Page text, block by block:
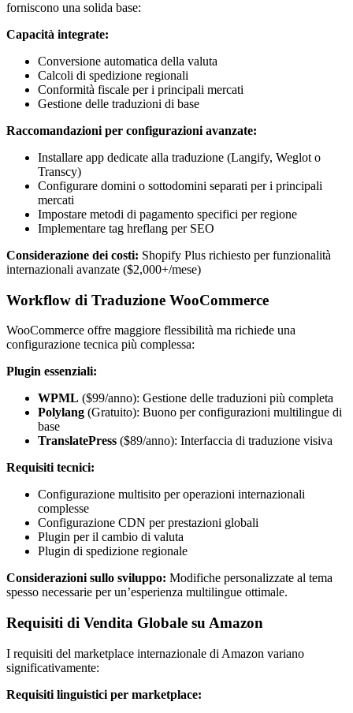
forniscono una solida base:
Capacità integrate:
Conversione automatica della valuta
Calcoli di spedizione regionali
Conformità fiscale per i principali mercati
Gestione delle traduzioni di base
Raccomandazioni per configurazioni avanzate:
Installare app dedicate alla traduzione (Langify, Weglot o
Transcy)
Configurare domini o sottodomini separati per i principali
mercati
Impostare metodi di pagamento specifici per regione
Implementare tag hreflang per SEO
Considerazione dei costi: Shopify Plus richiesto per funzionalità
internazionali avanzate ($2,000+/mese)
Workflow di Traduzione WooCommerce
WooCommerce offre maggiore flessibilità ma richiede una
configurazione tecnica più complessa:
Plugin essenziali:
WPML ($99/anno): Gestione delle traduzioni più completa
Polylang (Gratuito): Buono per configurazioni multilingue di
base
TranslatePress ($89/anno): Interfaccia di traduzione visiva
Requisiti tecnici:
Configurazione multisito per operazioni internazionali
complesse
Configurazione CDN per prestazioni globali
Plugin per il cambio di valuta
Plugin di spedizione regionale
Considerazioni sullo sviluppo: Modifiche personalizzate al tema
spesso necessarie per un’esperienza multilingue ottimale.
Requisiti di Vendita Globale su Amazon
I requisiti del marketplace internazionale di Amazon variano
significativamente:
Requisiti linguistici per marketplace: